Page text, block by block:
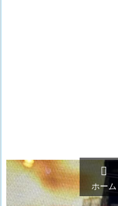

ホーム